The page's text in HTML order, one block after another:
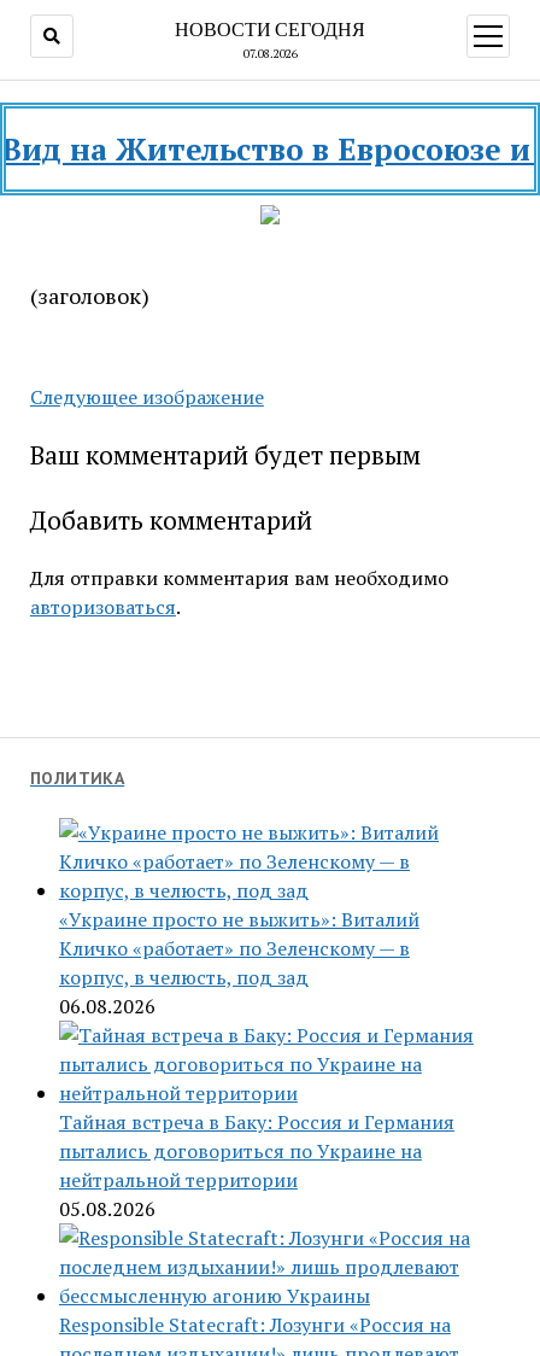
НОВОСТИ СЕГОДНЯ
07.08.2026
меню
Жительство в Евросоюзе и
ПОЛИТИКА
«Украине просто не выжить»: Виталий
Кличко «работает» по Зеленскому — в
корпус, в челюсть, под зад
06.08.2026
Тайная встреча в Баку: Россия и Германия
пытались договориться по Украине на
нейтральной территории
05.08.2026
Responsible Statecraft: Лозунги «Россия на
(заголовок)
Следующее изображение
Ваш комментарий будет первым
Добавить комментарий
Для отправки комментария вам необходимо
авторизоваться.